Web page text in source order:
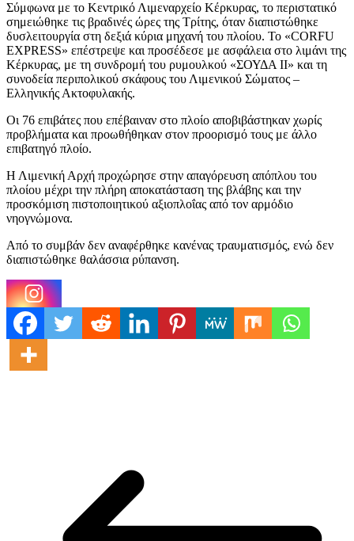
Σύμφωνα με το Κεντρικό Λιμεναρχείο Κέρκυρας, το περιστατικό
σημειώθηκε τις βραδινές ώρες της Τρίτης, όταν διαπιστώθηκε
δυσλειτουργία στη δεξιά κύρια μηχανή του πλοίου. Το «CORFU
EXPRESS» επέστρεψε και προσέδεσε με ασφάλεια στο λιμάνι της
Κέρκυρας, με τη συνδρομή του ρυμουλκού «ΣΟΥΔΑ ΙΙ» και τη
συνοδεία περιπολικού σκάφους του Λιμενικού Σώματος –
Ελληνικής Ακτοφυλακής.
Οι 76 επιβάτες που επέβαιναν στο πλοίο αποβιβάστηκαν χωρίς
προβλήματα και προωθήθηκαν στον προορισμό τους με άλλο
επιβατηγό πλοίο.
Η Λιμενική Αρχή προχώρησε στην απαγόρευση απόπλου του
πλοίου μέχρι την πλήρη αποκατάσταση της βλάβης και την
προσκόμιση πιστοποιητικού αξιοπλοΐας από τον αρμόδιο
νηογνώμονα.
Από το συμβάν δεν αναφέρθηκε κανένας τραυματισμός, ενώ δεν
διαπιστώθηκε θαλάσσια ρύπανση.